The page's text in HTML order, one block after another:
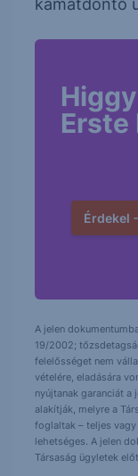
kamatdöntő
Érdekel
A jelen
19/2002;
felelősséget nem
vételére, eladására
nyújtanak garanciát
alakítják, melyre a
foglaltak – teljes vagy
lehetséges. A jelen
Társaság ügyletek